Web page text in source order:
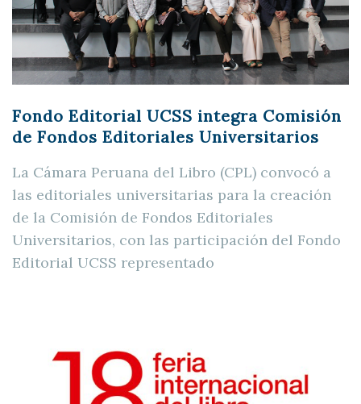
Fondo Editorial UCSS integra Comisión
de Fondos Editoriales Universitarios
La Cámara Peruana del Libro (CPL) convocó a
las editoriales universitarias para la creación
de la Comisión de Fondos Editoriales
Universitarios, con las participación del Fondo
Editorial UCSS representado